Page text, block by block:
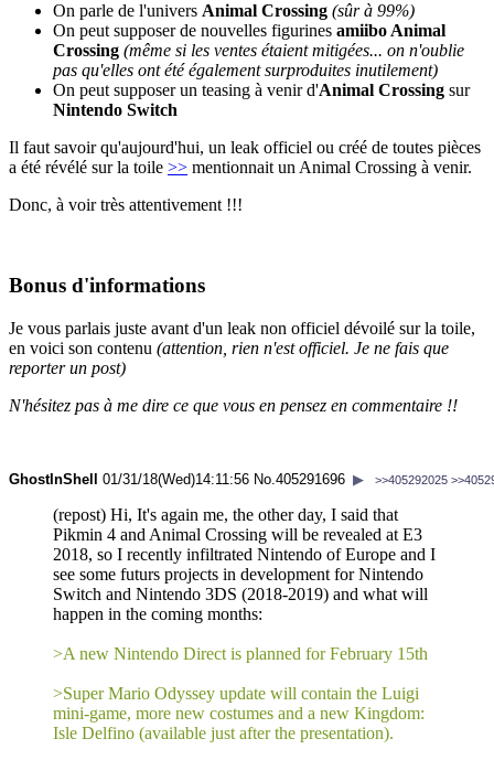
On parle de l'univers Animal Crossing (sûr à 99%)
On peut supposer de nouvelles figurines amiibo Animal
Crossing (même si les ventes étaient mitigées... on n'oublie
pas qu'elles ont été également surproduites inutilement)
On peut supposer un teasing à venir d'Animal Crossing sur
Nintendo Switch
Il faut savoir qu'aujourd'hui, un leak officiel ou créé de toutes pièces
a été révélé sur la toile >> mentionnait un Animal Crossing à venir.
Donc, à voir très attentivement !!!
Bonus d'informations
Je vous parlais juste avant d'un leak non officiel dévoilé sur la toile,
en voici son contenu (attention, rien n'est officiel. Je ne fais que
reporter un post)
N'hésitez pas à me dire ce que vous en pensez en commentaire !!
GhostInShell 01/31/18(Wed)14:11:56 No. 405291696 ▶ >>405292025
(repost) Hi, It's again me, the other day, I said that
Pikmin 4 and Animal Crossing will be revealed at E3
2018, so I recently infiltrated Nintendo of Europe and I
see some futurs projects in development for Nintendo
Switch and Nintendo 3DS (2018-2019) and what will
happen in the coming months:
>A new Nintendo Direct is planned for February 15th
>Super Mario Odyssey update will contain the Luigi
mini-game, more new costumes and a new Kingdom:
Isle Delfino (available just after the presentation).